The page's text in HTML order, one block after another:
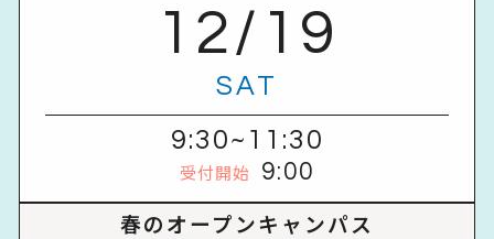
12/19
SAT
9:30~11:30
受付開始 9:00
春のオープンキャンパス